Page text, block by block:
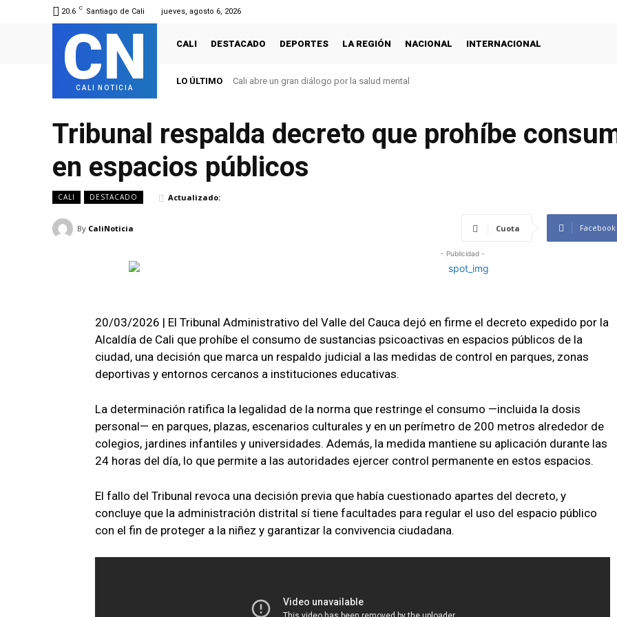
20.6 C Santiago de Cali jueves, agosto 6, 2026
CN
CALI NOTICIA
CALI DESTACADO DEPORTES LA REGIÓN NACIONAL INTERNACIONAL
LO ÚLTIMO Cali abre un gran diálogo por la salud mental
Tribunal respalda decreto que prohíbe
en espacios públicos
CALI DESTACADO Actualizado:
By CaliNoticia Cuota Facebook
- Publicidad -
20/03/2026 | El Tribunal Administrativo del Valle del Cauca dejó en firme el decreto expedido por la
Alcaldía de Cali que prohíbe el consumo de sustancias psicoactivas en espacios públicos de la
ciudad, una decisión que marca un respaldo judicial a las medidas de control en parques, zonas
deportivas y entornos cercanos a instituciones educativas.
La determinación ratifica la legalidad de la norma que restringe el consumo —incluida la dosis
personal— en parques, plazas, escenarios culturales y en un perímetro de 200 metros alrededor de
colegios, jardines infantiles y universidades. Además, la medida mantiene su aplicación durante las
24 horas del día, lo que permite a las autoridades ejercer control permanente en estos espacios.
El fallo del Tribunal revoca una decisión previa que había cuestionado apartes del decreto, y
concluye que la administración distrital sí tiene facultades para regular el uso del espacio público
con el fin de proteger a la niñez y garantizar la convivencia ciudadana.